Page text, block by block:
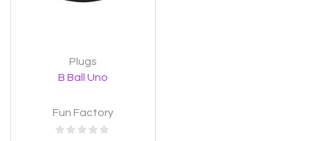
Plugs
B Ball Uno
Fun Factory